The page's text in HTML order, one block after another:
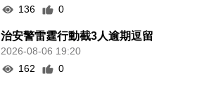
136
0
治安警雷霆行動截3人逾期逗留
2026-08-06 19:20
162
0